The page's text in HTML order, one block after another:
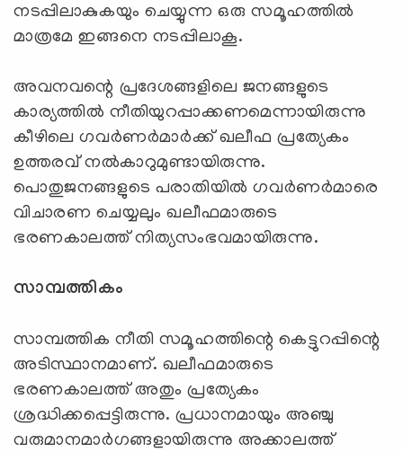
നടപ്പിലാകുകയും ചെയ്യുന്ന ഒരു സമൂഹത്തില്‍
മാത്രമേ ഇങ്ങനെ നടപ്പിലാകൂ.
അവനവന്റെ പ്രദേശങ്ങളിലെ ജനങ്ങളുടെ
കാര്യത്തില്‍ നീതിയുറപ്പാക്കണമെന്നായിരുന്നു
കീഴിലെ ഗവര്‍ണര്‍മാര്‍ക്ക് ഖലീഫ പ്രത്യേകം
ഉത്തരവ് നല്‍കാറുമുണ്ടായിരുന്നു.
പൊതുജനങ്ങളുടെ പരാതിയില്‍ ഗവര്‍ണര്‍മാരെ
വിചാരണ ചെയ്യലും ഖലീഫമാരുടെ
ഭരണകാലത്ത് നിത്യസംഭവമായിരുന്നു.
സാമ്പത്തികം
സാമ്പത്തിക നീതി സമൂഹത്തിന്റെ കെട്ടുറപ്പിന്റെ
അടിസ്ഥാനമാണ്. ഖലീഫമാരുടെ
ഭരണകാലത്ത് അതും പ്രത്യേകം
ശ്രദ്ധിക്കപ്പെട്ടിരുന്നു. പ്രധാനമായും അഞ്ചു
വരുമാനമാര്‍ഗങ്ങളായിരുന്നു അക്കാലത്ത്